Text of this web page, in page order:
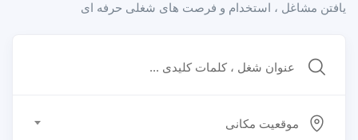
یافتن مشاغل ، استخدام و فرصت های شغلی حرفه ای
موقعیت مکانی